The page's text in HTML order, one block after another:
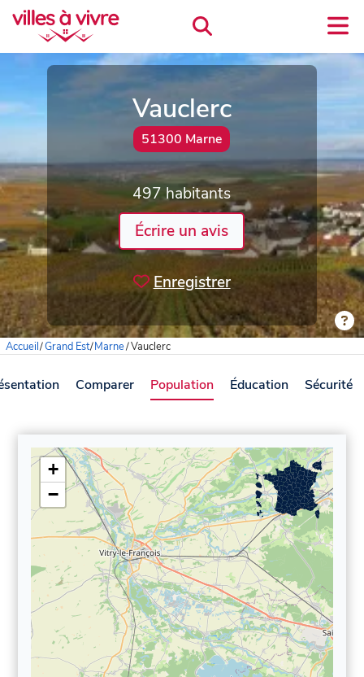
Vauclerc
51300 Marne
497 habitants
Écrire un avis
Enregistrer
Accueil/Grand Est/Marne/Vauclerc
Comparer Population Éducation Sécurité
+
−